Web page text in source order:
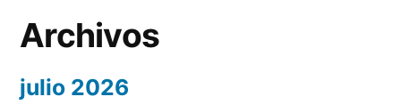
Archivos
julio 2026